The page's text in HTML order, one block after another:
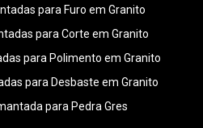
para Furo em Granito
para Corte em Granito
para Polimento em Granito
para Desbaste em Granito
para Pedra Gres